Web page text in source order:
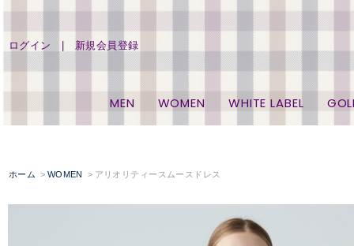
ログイン 新規会員登録
MEN WOMEN WHITE LABEL
ホーム WOMEN アリオリティースムースドレス